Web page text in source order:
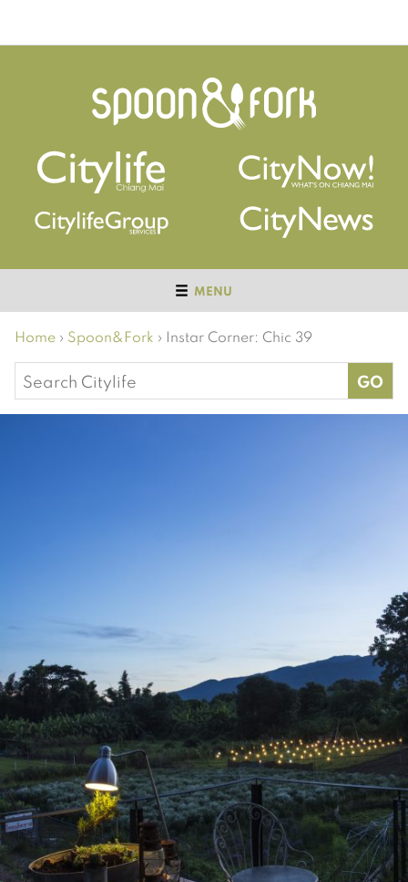
MENU
Home › Spoon&Fork › Instar Corner: Chic 39
Search
for: